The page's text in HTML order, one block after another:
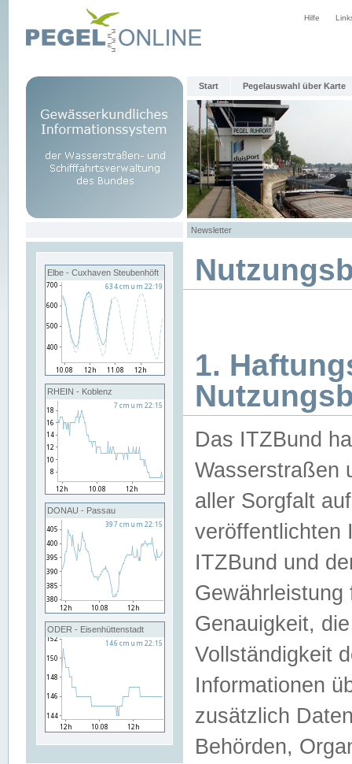
Hilfe
Start Pegelauswahl über Karte
Newsletter
Elbe - Cuxhaven Steubenhöft
RHEIN - Koblenz
DONAU - Passau
ODER - Eisenhüttenstadt
1.
Das ITZBund
Wasserstraßen
aller Sorgfalt
veröffentlichten
ITZBund und
Genauigkeit,
Vollständigkeit
Informationen
zusätzlich
Behörden,